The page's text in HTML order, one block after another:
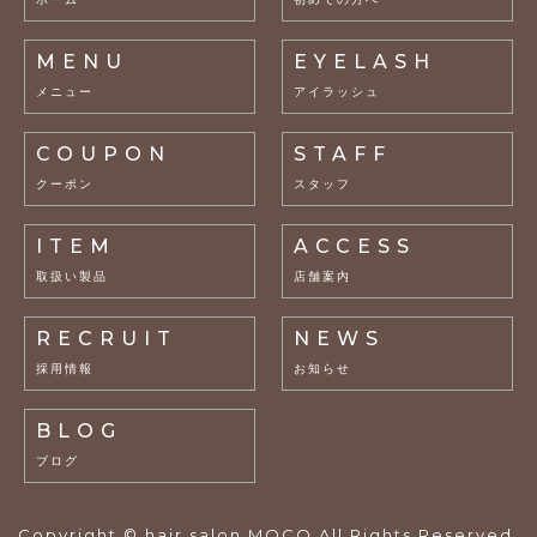
MENU
メニュー
EYELASH
アイラッシュ
COUPON
クーポン
STAFF
スタッフ
ITEM
取扱い製品
ACCESS
店舗案内
RECRUIT
採用情報
NEWS
お知らせ
BLOG
ブログ